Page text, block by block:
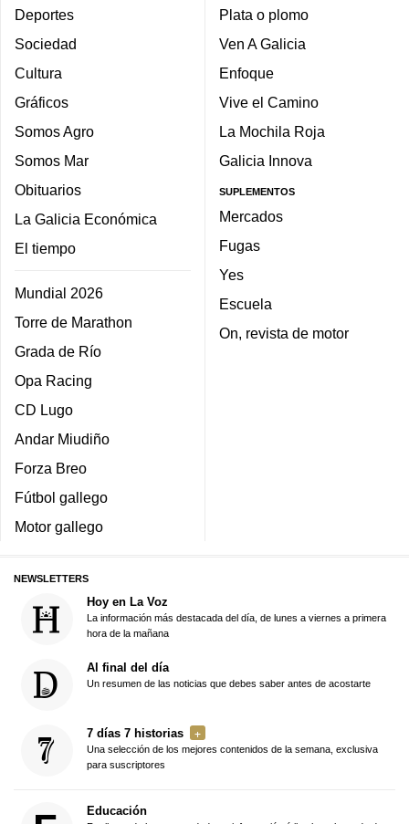
Deportes
Sociedad
Cultura
Gráficos
Somos Agro
Somos Mar
Obituarios
La Galicia Económica
El tiempo
Mundial 2026
Torre de Marathon
Grada de Río
Opa Racing
CD Lugo
Andar Miudiño
Forza Breo
Fútbol gallego
Motor gallego
Plata o plomo
Ven A Galicia
Enfoque
Vive el Camino
La Mochila Roja
Galicia Innova
SUPLEMENTOS
Mercados
Fugas
Yes
Escuela
On, revista de motor
NEWSLETTERS
Hoy en La Voz
La información más destacada del día, de lunes a viernes a primera
hora de la mañana
Al final del día
Un resumen de las noticias que debes saber antes de acostarte
7 días 7 historias
Una selección de los mejores contenidos de la semana, exclusiva
para suscriptores
Educación